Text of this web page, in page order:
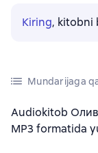
Kiring, kitobni
Mundarijaga
Audiokitob
MP3 formatida